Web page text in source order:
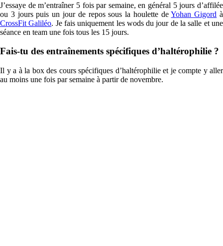
J’essaye de m’entraîner 5 fois par semaine, en général 5 jours d’affilée
ou 3 jours puis un jour de repos sous la houlette deYohan Gigord à
CrossFit Galiléo. Je fais uniquement les wods du jour de la salle et une
séance en team une fois tous les 15 jours.
Fais-tu des entraînements spécifiques d’haltérophilie ?
Il y a à la box des cours spécifiques d’haltérophilie et je compte y aller
au moins une fois par semaine à partir de novembre.